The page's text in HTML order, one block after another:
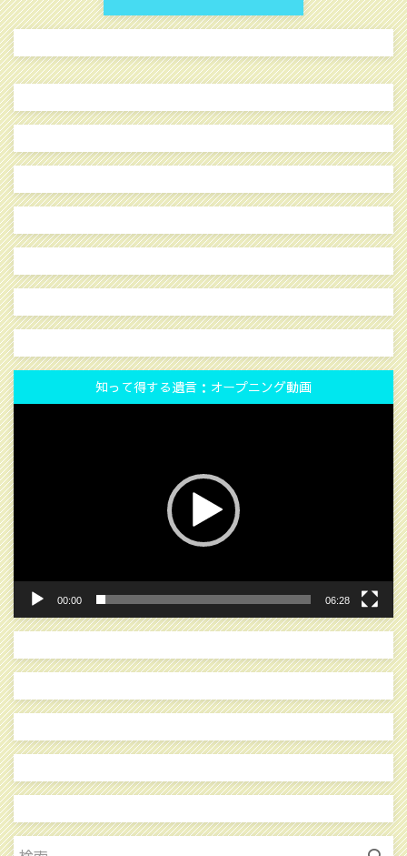
知って得する遺言：オープニング動画
動
画
プ
レ
ー
ヤ
ー
00:00 06:28
検